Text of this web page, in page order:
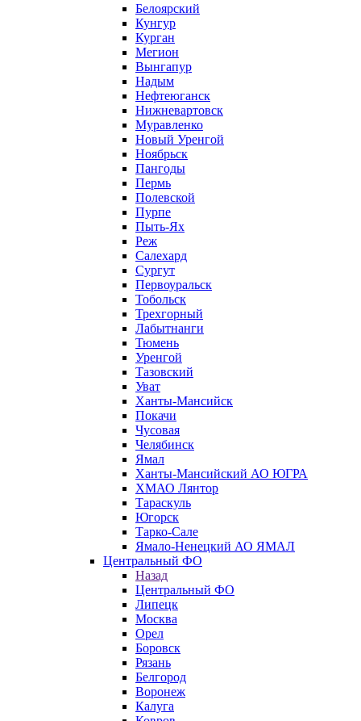
Белоярский
Кунгур
Курган
Мегион
Вынгапур
Надым
Нефтеюганск
Нижневартовск
Муравленко
Новый Уренгой
Ноябрьск
Пангоды
Пермь
Полевской
Пурпе
Пыть-Ях
Реж
Салехард
Сургут
Первоуральск
Тобольск
Трехгорный
Лабытнанги
Тюмень
Уренгой
Тазовский
Уват
Ханты-Мансийск
Покачи
Чусовая
Челябинск
Ямал
Ханты-Мансийский АО ЮГРА
ХМАО Лянтор
Тараскуль
Югорск
Тарко-Сале
Ямало-Ненецкий АО ЯМАЛ
Центральный ФО
Назад
Центральный ФО
Липецк
Москва
Орел
Боровск
Рязань
Белгород
Воронеж
Калуга